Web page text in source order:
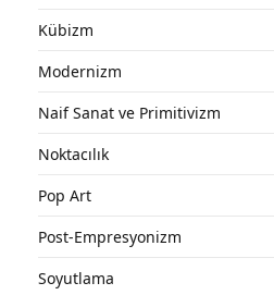
Kübizm
Modernizm
Naif Sanat ve Primitivizm
Noktacılık
Pop Art
Post-Empresyonizm
Soyutlama